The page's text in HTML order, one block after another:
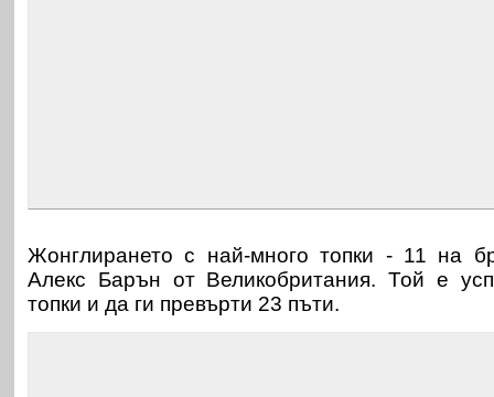
Жонглирането с най-много топки - 11 на
Алекс Барън от Великобритания. Той е
топки и да ги превърти 23 пъти.